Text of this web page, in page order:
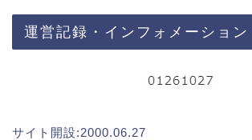
運営記録・インフォメーション
サイト開設:2000.06.27